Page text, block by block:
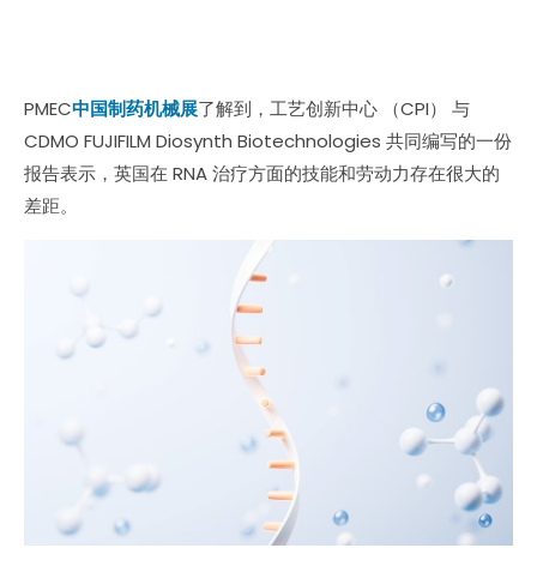
PMEC中国制药机械展了解到，工艺创新中心 （CPI） 与
CDMO FUJIFILM Diosynth Biotechnologies 共同编写的一份
报告表示，英国在 RNA 治疗方面的技能和劳动力存在很大的
差距。